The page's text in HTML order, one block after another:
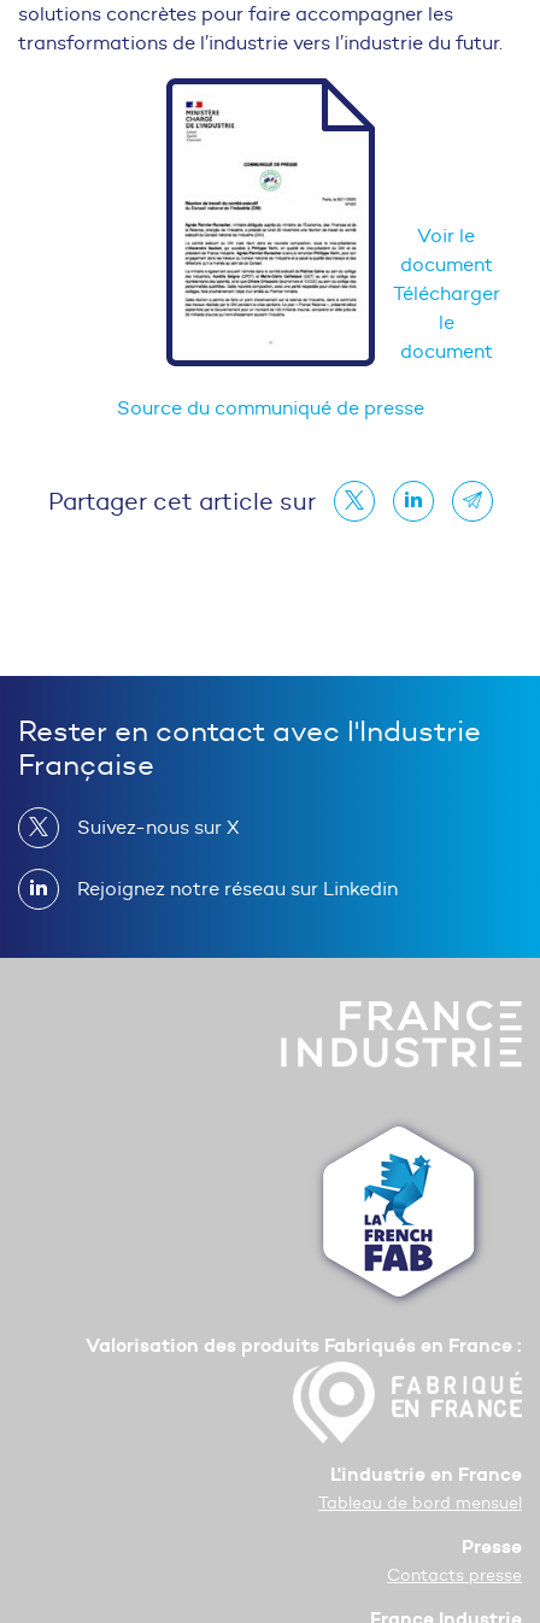
solutions concrètes pour faire accompagner les
transformations de l’industrie vers l’industrie du futur.
Voir le
document
Télécharger
le
document
Source du communiqué de presse
Partager cet article sur
Rester en contact avec l'Industrie
Française
Suivez-nous sur X
Rejoignez notre réseau sur Linkedin
Valorisation des produits Fabriqués en France :
L'industrie en France
Tableau de bord mensuel
Presse
Contacts presse